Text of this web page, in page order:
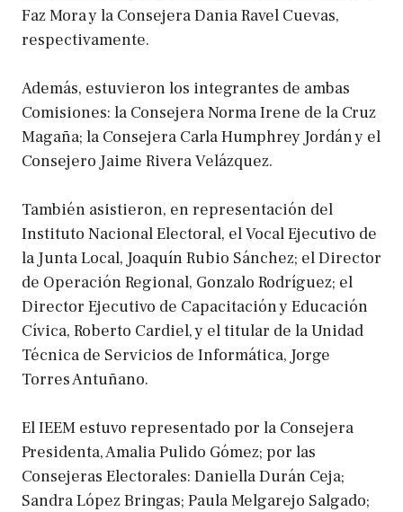
Faz Mora y la Consejera Dania Ravel Cuevas,
respectivamente.
Además, estuvieron los integrantes de ambas
Comisiones: la Consejera Norma Irene de la Cruz
Magaña; la Consejera Carla Humphrey Jordán y el
Consejero Jaime Rivera Velázquez.
También asistieron, en representación del
Instituto Nacional Electoral, el Vocal Ejecutivo de
la Junta Local, Joaquín Rubio Sánchez; el Director
de Operación Regional, Gonzalo Rodríguez; el
Director Ejecutivo de Capacitación y Educación
Cívica, Roberto Cardiel, y el titular de la Unidad
Técnica de Servicios de Informática, Jorge
Torres Antuñano.
El IEEM estuvo representado por la Consejera
Presidenta, Amalia Pulido Gómez; por las
Consejeras Electorales: Daniella Durán Ceja;
Sandra López Bringas; Paula Melgarejo Salgado;